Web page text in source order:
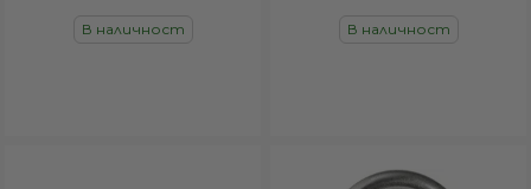
В наличност В наличност